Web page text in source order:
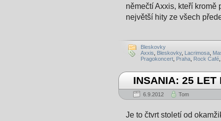
němečtí Axxis, kteří
největší hity ze všech
Bleskovky
Axxis
Bleskovky, Lacrimosa
Pragokoncert Praha Rock Café
INSANIA: 25 LET
6.9.2012 Tom
Je to čtvrt století od